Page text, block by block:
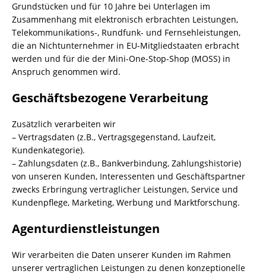
Grundstücken und für 10 Jahre bei Unterlagen im
Zusammenhang mit elektronisch erbrachten Leistungen,
Telekommunikations-, Rundfunk- und Fernsehleistungen,
die an Nichtunternehmer in EU-Mitgliedstaaten erbracht
werden und für die der Mini-One-Stop-Shop (MOSS) in
Anspruch genommen wird.
Geschäftsbezogene Verarbeitung
Zusätzlich verarbeiten wir
– Vertragsdaten (z.B., Vertragsgegenstand, Laufzeit,
Kundenkategorie).
– Zahlungsdaten (z.B., Bankverbindung, Zahlungshistorie)
von unseren Kunden, Interessenten und Geschäftspartner
zwecks Erbringung vertraglicher Leistungen, Service und
Kundenpflege, Marketing, Werbung und Marktforschung.
Agenturdienstleistungen
Wir verarbeiten die Daten unserer Kunden im Rahmen
unserer vertraglichen Leistungen zu denen konzeptionelle